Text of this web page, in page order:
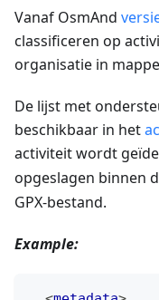
Vanaf OsmAnd
classificeren op
organisatie in
De lijst met
beschikbaar in het
activiteit wordt
opgeslagen binnen
GPX-bestand.
Example: